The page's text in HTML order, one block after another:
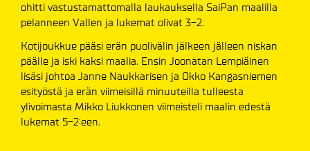
ohitti vastustamattomalla laukauksella SaiPan maalilla
pelanneen Vallen ja lukemat olivat 3-2.
Kotijoukkue pääsi erän puolivälin jälkeen jälleen niskan
päälle ja iski kaksi maalia. Ensin Joonatan Lempiäinen
lisäsi johtoa Janne Naukkarisen ja Okko Kangasniemen
esityöstä ja erän viimeisillä minuuteilla tulleesta
ylivoimasta Mikko Liukkonen viimeisteli maalin edestä
lukemat 5-2:een.